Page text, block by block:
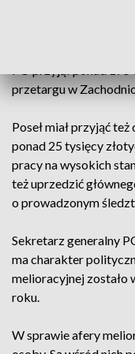
przetargu w
Poseł miał przyjąć
ponad 25 tysięcy
pracy na wysokich
też uprzedzić
o prowadzonym
Sekretarz generalny
ma charakter
melioracyjnej zostało
roku.
W sprawie afery